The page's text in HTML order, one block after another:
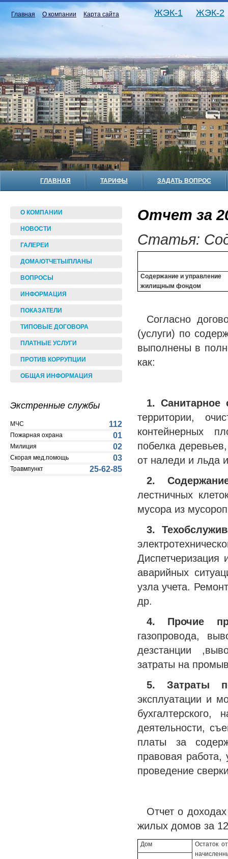
Главная О компании Карта сайта ЖЭК-1 ЖЭК-2
ГЛАВНАЯ ТАРИФЫ ЗАДАТЬ ВОПРОС
О КОМПАНИИ
НОВОСТИ
ГАЛЕРЕИ
ДОМА/ОТЧЕТЫ/ПЛАНЫ
ВОПРОСЫ
ИНФОРМАЦИЯ
ПОКАЗАТЕЛИ
ТИПОВЫЕ ДОГОВОРА
ПЛАТНЫЕ УСЛУГИ
ПРОТИВ КОРРУПЦИИ
ОБЩАЯ ИНФОРМАЦИЯ
Экстренные службы
МЧС 112
Пожарная охрана 01
Милиция 02
Скорая мед.помощь 03
Травмпункт 25-62-85
Отчет за
Статья:
Содержание и управление
жилищным фондом
Согласно
(услуги) по
выполнены в
как:
1. Санитарное
территории,
контейнерных
побелка
от наледи и льда
2.
лестничных
мусора из
3.
Диспетчеризация
аварийных
узла учета.
др.
4. Прочие
газопровода,
дезстанции
затраты на
5. Затраты
эксплуатации и
бухгалтерского,
деятельности,
платы за
правовая работа,
проведение
Отчет о
жилых домов за
Дом
Остаток от